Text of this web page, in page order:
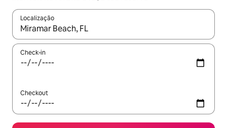
Localização
Quando os resultados estiverem disponíveis, explore-os
Check-in
Checkout